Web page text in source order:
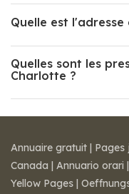
Quelle est
Quelles sont les
Charlotte ?
Annuaire gratuit | Pages
Canada | Annuario orari |
Yellow Pages |